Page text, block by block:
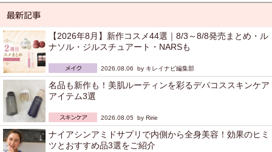
【2026年8月】新作コスメ44選｜8/3～8/8発売まとめ・ル
ナソル・ジルスチュアート・NARSも
2026.08.06 by キレイナビ編集部
名品も新作も！美肌ルーティンを彩るデパコススキンケア
アイテム3選
2026.08.05 by Ririe
ナイアシンアミドサプリで内側から全身美容！効果のヒミ
ツとおすすめ品3選をご紹介